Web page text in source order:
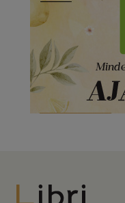
Libri